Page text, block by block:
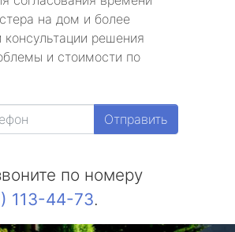
на дом и более
консультации решения
и стоимости по
Отправить
по номеру
113-44-73.